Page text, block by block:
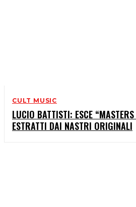
CULT MUSIC
LUCIO BATTISTI: ESCE
ESTRATTI DAI NASTRI ORIGINALI